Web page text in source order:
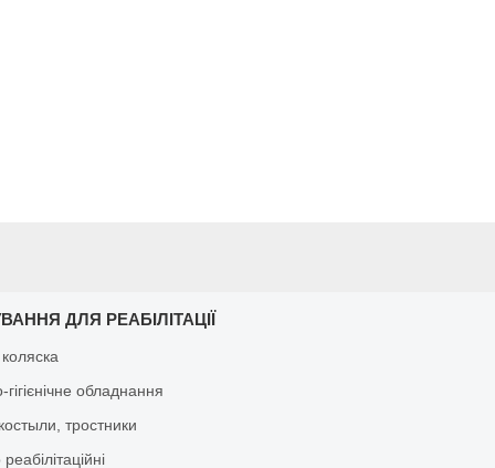
ДЛЯ РЕАБІЛІТАЦІЇ
обладнання
тростники